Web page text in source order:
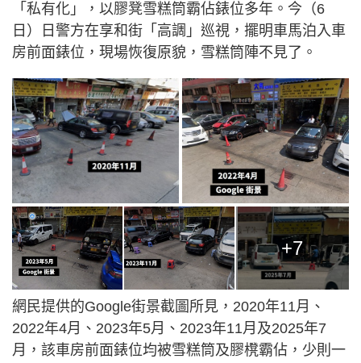
「私有化」，以膠凳雪糕筒霸佔錶位多年。今（6
日）日警方在享和街「高調」巡視，擺明車馬泊入車
房前面錶位，現場恢復原貌，雪糕筒陣不見了。
+7
網民提供的Google街景截圖所見，2020年11月、
2022年4月、2023年5月、2023年11月及2025年7
月，該車房前面錶位均被雪糕筒及膠櫈霸佔，少則一